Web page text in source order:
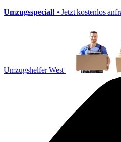
Umzugsspecial! • Jetzt kostenlos
Umzugshelfer West